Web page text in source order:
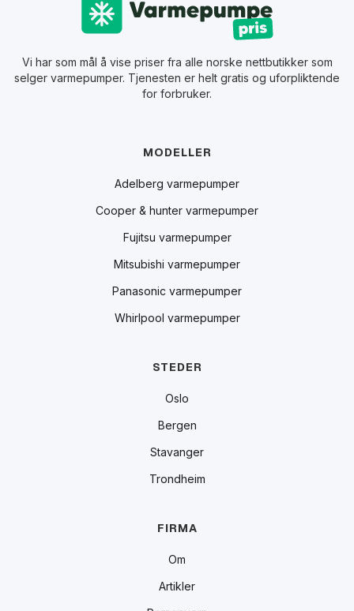
Vi har som mål å vise priser fra alle norske nettbutikker som
selger varmepumper. Tjenesten er helt gratis og uforpliktende
for forbruker.
MODELLER
Adelberg varmepumper
Cooper & hunter varmepumper
Fujitsu varmepumper
Mitsubishi varmepumper
Panasonic varmepumper
Whirlpool varmepumper
STEDER
Oslo
Bergen
Stavanger
Trondheim
FIRMA
Om
Artikler